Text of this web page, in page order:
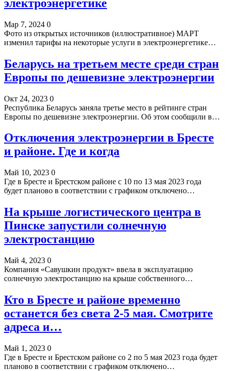
электроэнергетике
Мар 7, 2024 0
Фото из открытых источников (иллюстративное) МАРТ
изменил тарифы на некоторые услуги в электроэнергетике…
Беларусь на третьем месте среди стран
Европы по дешевизне электроэнергии
Окт 24, 2023 0
Республика Беларусь заняла третье место в рейтинге стран
Европы по дешевизне электроэнергии. Об этом сообщили в…
Отключения электроэнергии в Бресте
и районе. Где и когда
Май 10, 2023 0
Где в Бресте и Брестском районе с 10 по 13 мая 2023 года
будет планово в соответствии с графиком отключено…
На крыше логистического центра в
Пинске запустили солнечную
электростанцию
Май 4, 2023 0
Компания «Савушкин продукт» ввела в эксплуатацию
солнечную электростанцию на крыше собственного…
Кто в Бресте и районе временно
останется без света 2-5 мая. Смотрите
адреса и…
Май 1, 2023 0
Где в Бресте и Брестском районе со 2 по 5 мая 2023 года будет
планово в соответствии с графиком отключено…